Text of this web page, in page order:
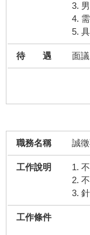
3.
4.
5.
待 遇 面議
職務名稱 誠
工作說明
1.
2.
3.
工作條件